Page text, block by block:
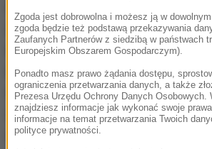
24 lutego i 1 marca na drogach
w ostatnim tygodniu marca ofiar
mniej - 33, choć w tym czasie
wypadków zmniejszyła się o
Zatem są one bardziej tragiczne
czytamy w "DGP". Zdaniem
Zgoda jest dobrowolna i możesz ją w
zgoda będzie też podstawą przekazywania
Zaufanych Partnerów z siedzibą w państwach
Europejskim Obszarem Gospodarczym).
Ponadto masz prawo żądania dostępu,
ograniczenia przetwarzania danych, a także
Prezesa Urzędu Ochrony Danych Osobowych.
znajdziesz informacje jak wykonać swoje
informacje na temat przetwarzania Twoich
polityce prywatności.